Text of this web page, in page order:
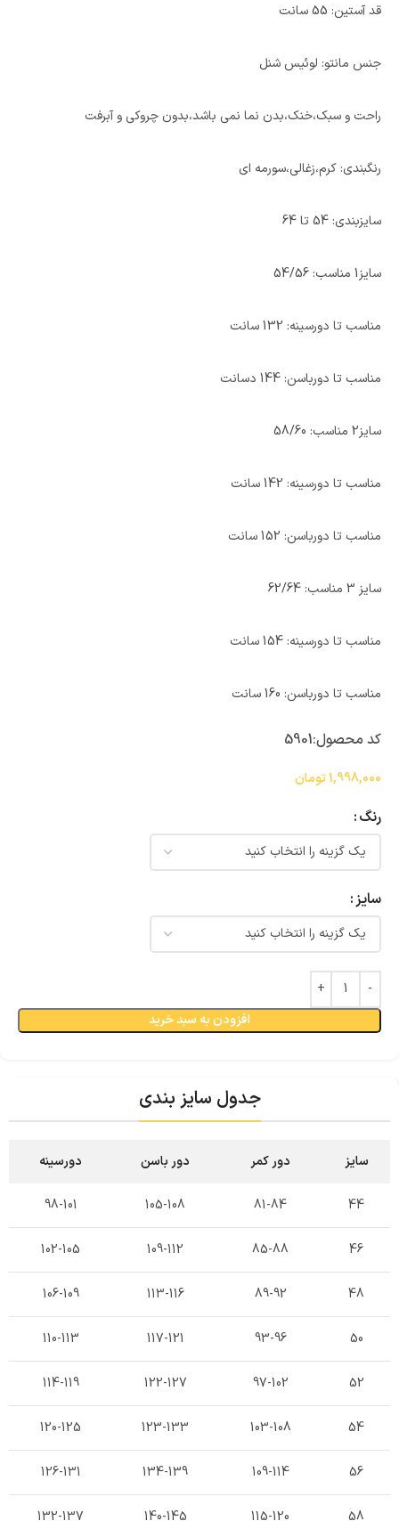
قد آستین: 55 سانت
جنس مانتو: لوئیس شنل
راحت و سبک،خنک،بدن نما نمی باشد،بدون چروکی و آبرفت
رنگبندی: کرم،زغالی،سورمه ای
سایزبندی: 54 تا 64
سایز1 مناسب: 54/56
مناسب تا دورسینه: 132 سانت
مناسب تا دورباسن: 144 دسانت
سایز2 مناسب: 58/60
مناسب تا دورسینه: 142 سانت
مناسب تا دورباسن: 152 سانت
سایز 3 مناسب: 62/64
مناسب تا دورسینه: 154 سانت
مناسب تا دورباسن: 160 سانت
کد محصول:5901
1,998,000تومان
رنگ
سایز
افزودن به سبد خرید
جدول سایز بندی
سایز دور کمر دور باسن دورسینه
44
81-84
105-108
98-101
46
85-88
109-112
102-105
48
89-92
113-116
106-109
50
93-96
117-121
110-113
52
97-102
122-127
114-119
54
103-108
123-133
120-125
56
109-114
134-139
126-131
58
115-120
140-145
132-137